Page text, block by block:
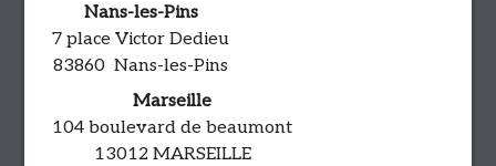
Nans-les-Pins
7 place Victor Dedieu
83860 Nans-les-Pins
Marseille
104 boulevard de beaumont
13012 MARSEILLE